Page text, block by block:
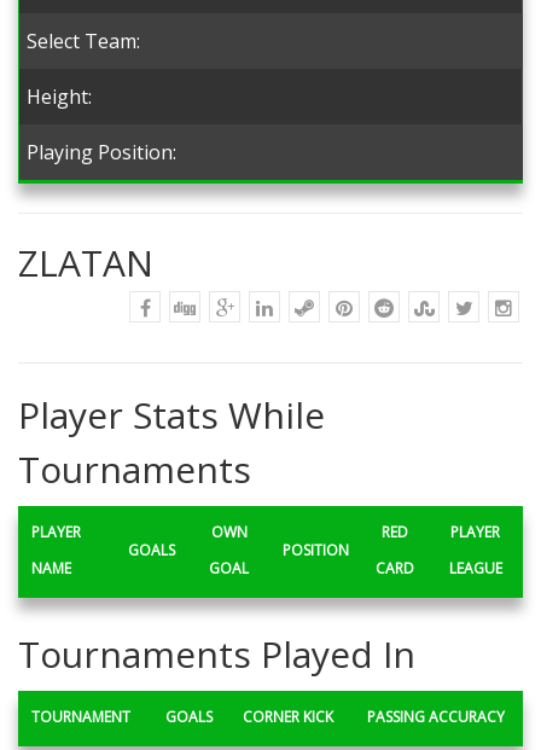
Select Team:
Height:
Playing Position:
ZLATAN
Player Stats While
Tournaments
PLAYER
NAME
GOALS
OWN
GOAL
POSITION
RED
CARD
PLAYER
LEAGUE
Tournaments Played In
TOURNAMENT GOALS CORNER KICK PASSING ACCURACY